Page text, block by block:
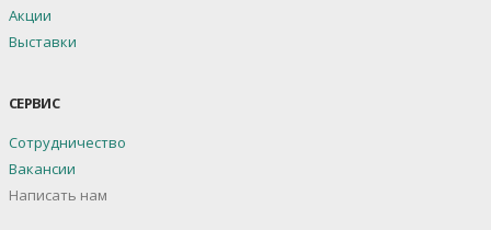
Акции
Выставки
СЕРВИС
Сотрудничество
Вакансии
Написать нам